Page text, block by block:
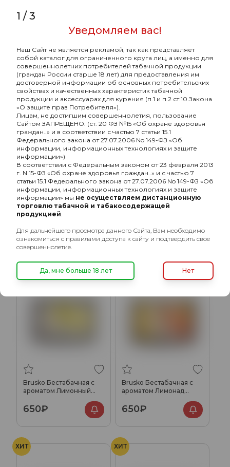
Brusko Бестабачная с
сорбет, 250гр.
сок, 250гр.
ХИТ
Brusko Бестабачная с
ароматом Тик Так, 250гр.
ХИТ
Brusko Бестабачная с
ароматом Спелая
650₽
Brusko Бестабачная с
ароматом Лимонный
650₽
ХИТ
Brusko Бестабачная с
ароматом Лимонад
650₽
ХИТ ХИТ
1 /3
Уведомляем вас!
Наш Сайт не является рекламой, так как представляет
собой каталог для ограниченного круга лиц, а именно для
совершеннолетних потребителей табачной продукции
(граждан России старше 18 лет) для предоставления им
достоверной информации об основных потребительских
свойствах и качественных характеристик табачной
продукции и аксессуарах для курения (п.1 и п.2 ст.10 Закона
«О защите прав Потребителя»).
Лицам, не достигшим совершеннолетия, пользование
Сайтом ЗАПРЕЩЕНО. (ст. 20 ФЗ №15 «Об охране здоровья
граждан..» и в соответствии с частью 7 статьи 15.1
Федерального закона от 27.07.2006 No 149-ФЗ «Об
информации, информационных технологиях и защите
информации»)
В соответствии с Федеральным законом от 23 февраля 2013
г. N 15-ФЗ «Об охране здоровья граждан..» и с частью 7
статьи 15.1 Федерального закона от 27.07.2006 No 149-ФЗ «Об
информации, информационных технологиях и защите
информации» мы не осуществляем дистанционную
торговлю табачной и табакосодержащей
продукцией
Для дальнейшего просмотра данного Сайта, Вам необходимо
ознакомиться с правилами доступа к сайту и подтвердить свое
совершеннолетие.
Да, мне больше 18 лет Нет